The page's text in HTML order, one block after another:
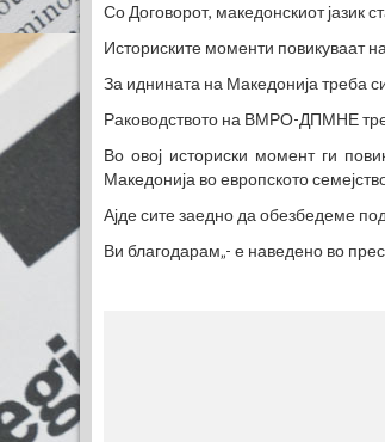
Со Договорот, македонскиот јазик
Историските моменти повикуваат
За иднината на Македонија треба
Раководството на ВМРО-ДПМНЕ
Во овој историски момент ги
Македонија во европското
Ајде сите заедно да обезбедеме
Ви благодарам„- е наведено во